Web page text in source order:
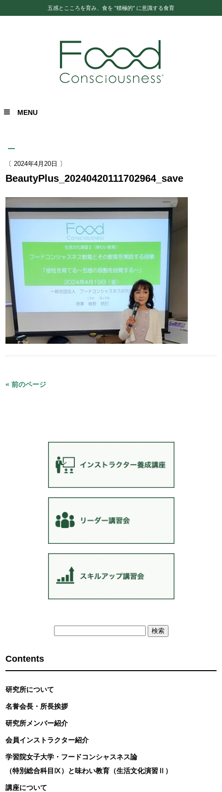
五感とこころを育み、食を "積極的" に意識する食育
MENU
〔 2024年4月20日 〕
BeautyPlus_20240420111702964_save
« 前のページ
Contents
研究所について
名誉会長・所長挨拶
研究所メンバー紹介
会員インストラクター紹介
学習院女子大学・フードコンシャスネス論
（特別総合科目Ⅸ）と味わい教育（生活文化演習Ⅱ）
講座について